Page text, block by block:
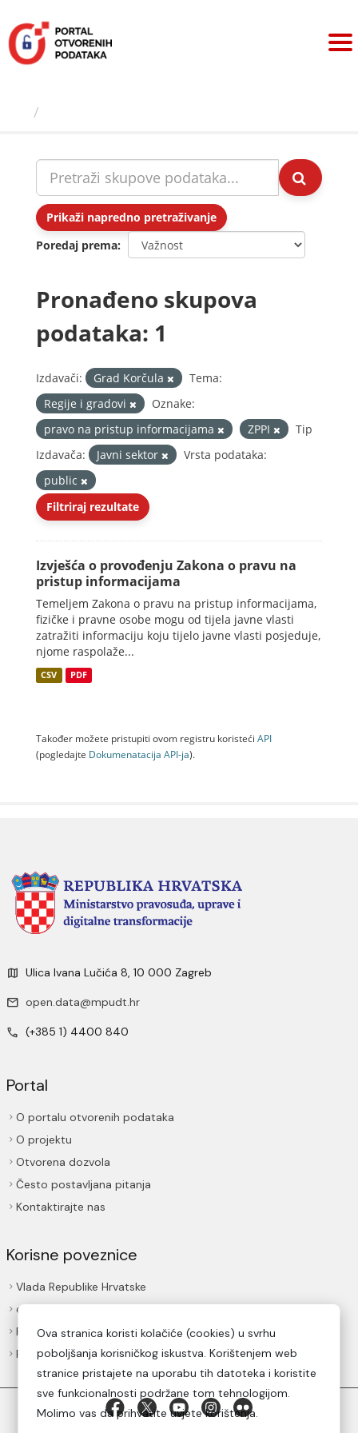
sadržaj
Prikaži napredno pretraživanje
Poredaj prema
Pronađeno skupova
podataka: 1
Izdavači: Grad Korčula
Tema:
Regije i gradovi
Oznake:
pravo na pristup informacijama
ZPPI
Tip
Izdavača:
Javni sektor
Vrsta podataka:
public
Filtriraj rezultate
Izvješća o provođenju Zakona o pravu na
pristup informacijama
Temeljem Zakona o pravu na pristup informacijama,
fizičke i pravne osobe mogu od tijela javne vlasti
zatražiti informaciju koju tijelo javne vlasti posjeduje,
njome raspolaže...
CSV PDF
Također možete pristupiti ovom registru koristeći API
(pogledajte Dokumenаtаcijа API-jа).